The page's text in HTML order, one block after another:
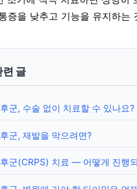
증을 낮추고 기능을 유지하는
련 글
군, 수술 없이 치료할 수 있나요?
군, 재발을 막으려면?
군(CRPS) 치료 — 어떻게 진행